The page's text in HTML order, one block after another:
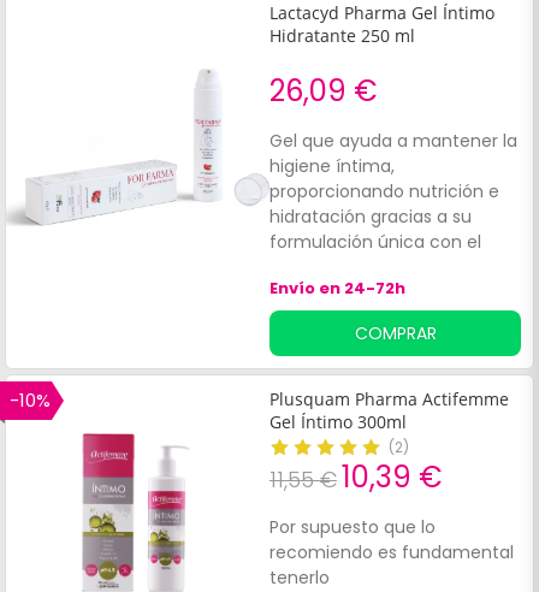
Lactacyd Pharma Gel Íntimo
Hidratante 250 ml
26,09 €
Gel que ayuda a mantener la
higiene íntima,
proporcionando nutrición e
hidratación gracias a su
formulación única con el
fórmula contiene ácido L-
láctico natural y con un p. H
de 3,5 que contribuye a
restaurar y proteger el
equilibrio natural de la zona
íntima. Está indicado en
casos de menopausia y para
mujeres preocupadas por
problemas de sequedad
íntima.
Envío en 24-72h
COMPRAR
-10%
Plusquam Pharma Actifemme
Gel Íntimo 300ml
(2)
11,55 €10,39 €
Por supuesto que lo
recomiendo es fundamental
tenerlo